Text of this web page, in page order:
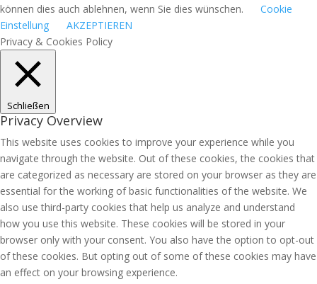
können dies auch ablehnen, wenn Sie dies wünschen.
Cookie
Einstellung
AKZEPTIEREN
Privacy & Cookies Policy
Schließen
Privacy Overview
This website uses cookies to improve your experience while you
navigate through the website. Out of these cookies, the cookies that
are categorized as necessary are stored on your browser as they are
essential for the working of basic functionalities of the website. We
also use third-party cookies that help us analyze and understand
how you use this website. These cookies will be stored in your
browser only with your consent. You also have the option to opt-out
of these cookies. But opting out of some of these cookies may have
an effect on your browsing experience.